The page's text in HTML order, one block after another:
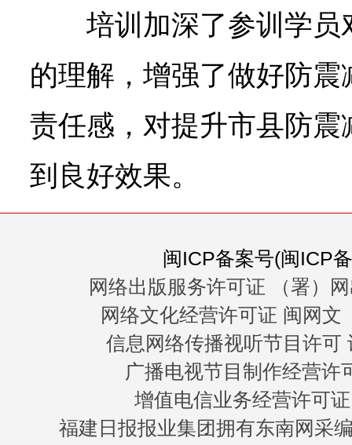
培训加深了参训学
的理解，增强了做好防
责任感，对提升市县防
到良好效果。
闽ICP备案号(闽ICP
网络出版服务许可证 （署）
网络文化经营许可证 闽网文
信息网络传播视听节目许可
广播电视节目制作经营许
增值电信业务经营许可
福建日报报业集团拥有东南网采